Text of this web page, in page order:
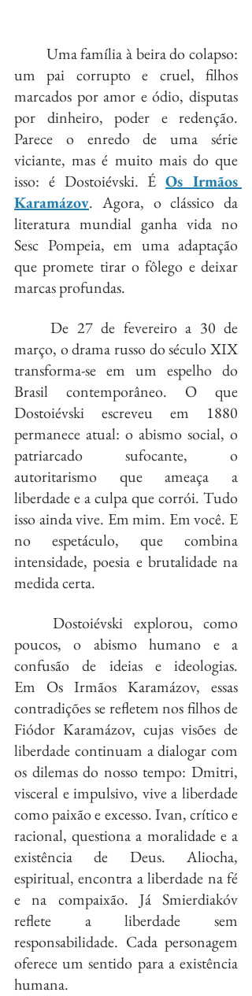
um pai corrupto e cruel, filhos
marcados por amor e ódio, disputas
por dinheiro, poder e redenção.
Parece o enredo de uma série
viciante, mas é muito mais do que
isso: é Dostoiévski. É Os Irmãos
Karamázov. Agora, o clássico da
literatura mundial ganha vida no
Sesc Pompeia, em uma adaptação
que promete tirar o fôlego e deixar
marcas profundas.
	De 27 de fevereiro a 30 de
março, o drama russo do século XIX
transforma-se em um espelho do
Brasil contemporâneo. O que
Dostoiévski escreveu em 1880
permanece atual: o abismo social, o
patriarcado sufocante, o
autoritarismo que ameaça a
liberdade e a culpa que corrói. Tudo
isso ainda vive. Em mim. Em você. E
no espetáculo, que combina
intensidade, poesia e brutalidade na
medida certa.
	Dostoiévski explorou, como
poucos, o abismo humano e a
confusão de ideias e ideologias.
Em Os Irmãos Karamázov, essas
contradições se refletem nos filhos de
Fiódor Karamázov, cujas visões de
liberdade continuam a dialogar com
os dilemas do nosso tempo: Dmitri,
visceral e impulsivo, vive a liberdade
como paixão e excesso. Ivan, crítico e
racional, questiona a moralidade e a
existência de Deus. Aliocha,
espiritual, encontra a liberdade na fé
e na compaixão. Já Smierdiakóv
reflete a liberdade sem
responsabilidade. Cada personagem
oferece um sentido para a existência
humana.